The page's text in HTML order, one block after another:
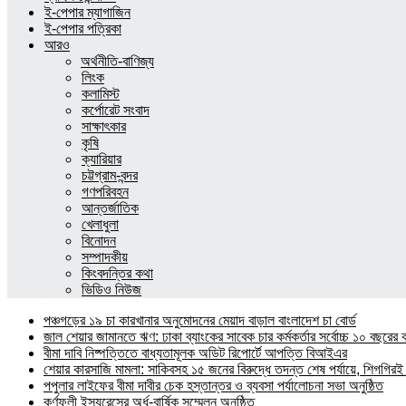
ই-পেপার ম্যাগাজিন
ই-পেপার পত্রিকা
আরও
অর্থনীতি-বাণিজ্য
লিংক
কলামিস্ট
কর্পোরেট সংবাদ
সাক্ষাৎকার
কৃষি
ক্যারিয়ার
চট্টগ্রাম-বন্দর
গণপরিবহন
আন্তর্জাতিক
খেলাধুলা
বিনোদন
সম্পাদকীয়
কিংবদন্তির কথা
ভিডিও নিউজ
পঞ্চগড়ের ১৯ চা কারখানার অনুমোদনের মেয়াদ বাড়াল বাংলাদেশ চা বোর্ড
জাল শেয়ার জামানতে ঋণ: ঢাকা ব্যাংকের সাবেক চার কর্মকর্তার সর্বোচ্চ ১০ বছরের
বীমা দাবি নিষ্পত্তিতে বাধ্যতামূলক অডিট রিপোর্টে আপত্তি বিআইএর
শেয়ার কারসাজি মামলা: সাকিবসহ ১৫ জনের বিরুদ্ধে তদন্ত শেষ পর্যায়ে, শিগগিরই
পপুলার লাইফের বীমা দাবীর চেক হস্তান্তর ও ব্যবসা পর্যালোচনা সভা অনুষ্ঠিত
কর্ণফুলী ইন্স্যুরেন্সের অর্ধ-বার্ষিক সম্মেলন অনুষ্ঠিত